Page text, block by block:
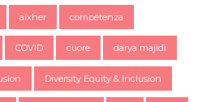
aixher competenza
COVID cuore darya majidi
Diversity Equity & Inclusion